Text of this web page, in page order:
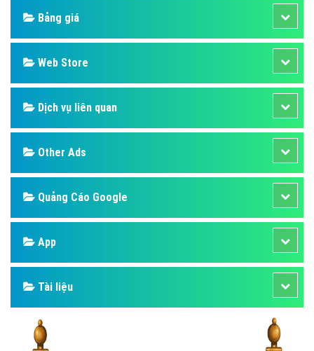
Design
SEO
Banner
Facebook
Google
Bảng giá